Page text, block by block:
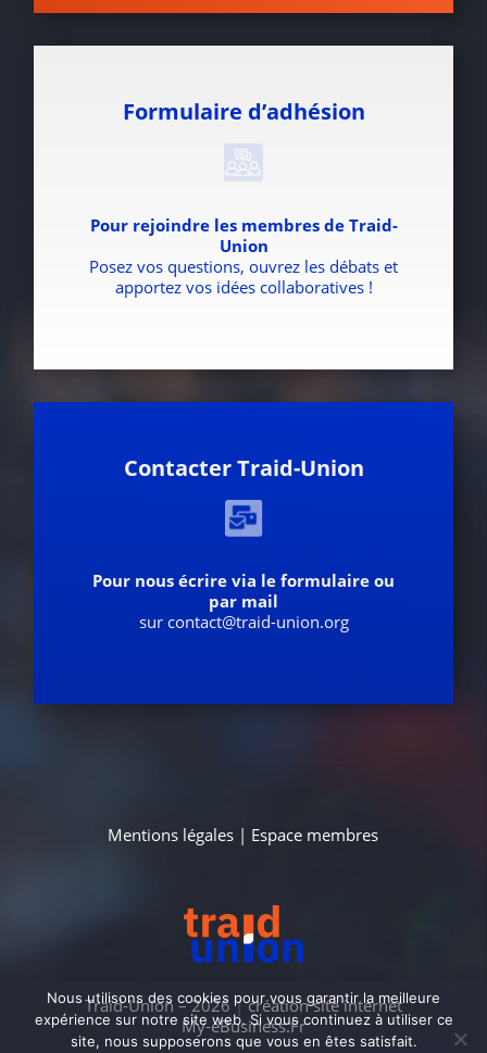
Formulaire d’adhésion
Pour rejoindre les membres de Traid-
Union
Posez vos questions, ouvrez les débats et
apportez vos idées collaboratives !
Contacter Traid-Union
Pour nous écrire via le formulaire ou
par mail
sur contact@traid-union.org
Mentions légales | Espace membres
Traid-Union – 2026 |création site internet
My-eBusiness.Fr
Nous utilisons des cookies pour vous garantir la meilleure
expérience sur notre site web. Si vous continuez à utiliser ce
site, nous supposerons que vous en êtes satisfait.